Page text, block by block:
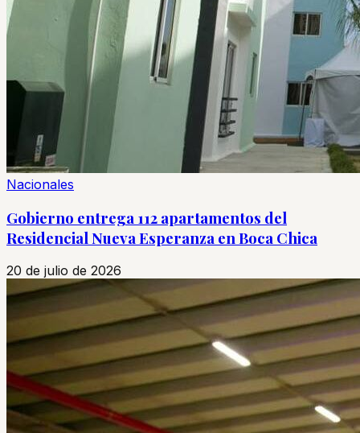
Nacionales
Gobierno entrega 112 apartamentos del
Residencial Nueva Esperanza en Boca Chica
20 de julio de 2026